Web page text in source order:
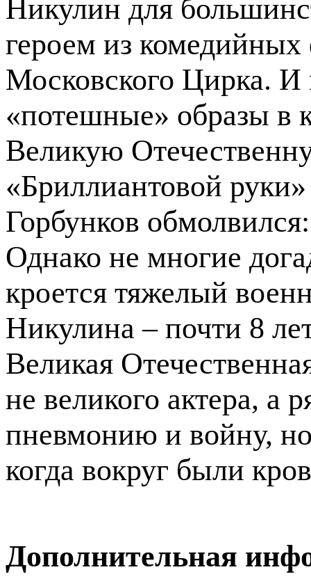
Никулин для
героем из
Московского Цирка. И
«потешные» образы
Великую
«Бриллиантовой
Горбунков
Однако не многие
кроется тяжелый
Никулина – почти 8
Великая
не великого актера, а
пневмонию и войну,
когда вокруг были
Дополнительная